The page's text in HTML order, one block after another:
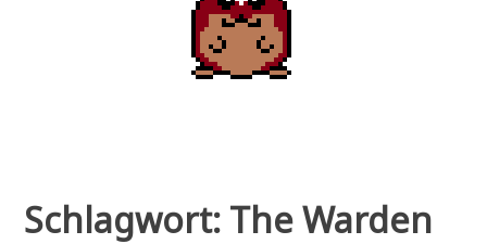
Schlagwort: The Warden